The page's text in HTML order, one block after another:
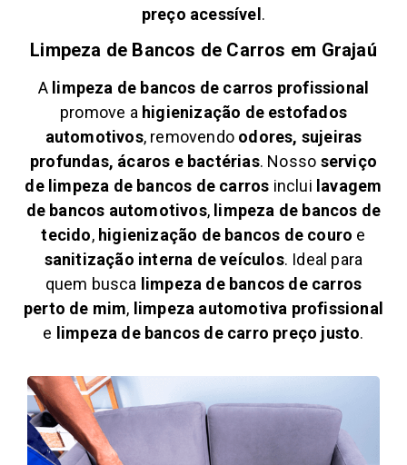
preço acessível.
Limpeza de Bancos de Carros em Grajaú
A limpeza de bancos de carros profissional
promove a higienização de estofados
automotivos, removendo odores, sujeiras
profundas, ácaros e bactérias. Nosso serviço
de limpeza de bancos de carros inclui lavagem
de bancos automotivos, limpeza de bancos de
tecido, higienização de bancos de couro e
sanitização interna de veículos. Ideal para
quem busca limpeza de bancos de carros
perto de mim, limpeza automotiva profissional
e limpeza de bancos de carro preço justo.